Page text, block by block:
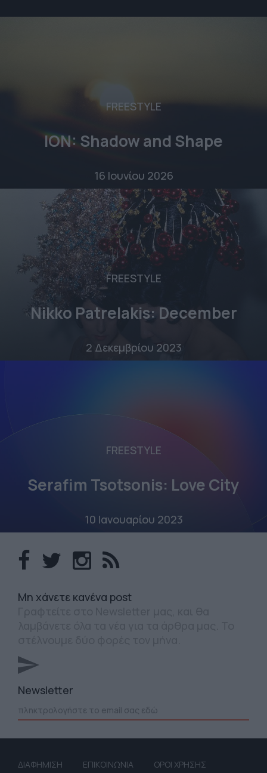
FREESTYLE
ION: Shadow and Shape
16 Ιουνίου 2026
FREESTYLE
Nikko Patrelakis: December
2 Δεκεμβρίου 2023
FREESTYLE
Serafim Tsotsonis: Love City
10 Ιανουαρίου 2023
Mη χάνετε κανένα post
Newsletter
ΔΙΑΦΗΜΙΣΗ ΕΠΙΚΟΙΝΩΝΙΑ ΟΡΟΙ ΧΡΗΣΗΣ